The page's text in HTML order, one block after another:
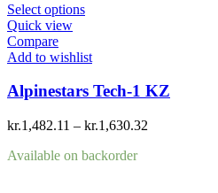
Select options
Quick view
Compare
Add to wishlist
Alpinestars Tech-1 KZ
kr.1,482.11 – kr.1,630.32
Available on backorder